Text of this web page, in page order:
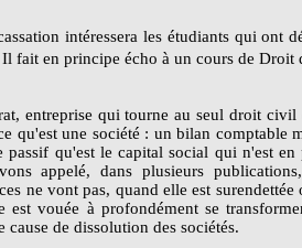
intéressera les étudiants qui ont
fait en principe écho à un cours de Droit
entreprise qui tourne au seul droit
qu'est une société : un bilan comptable
qu'est le capital social qui n'est en
appelé, dans plusieurs
ne vont pas, quand elle est surendettée
est vouée à profondément se
de dissolution des sociétés.